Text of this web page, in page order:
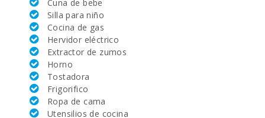
(km ):
Equitación
(km):
Academia de
tenis Rafa
Nadal (km):
Hospital
Alcudia(km):
Cuna de bebe
Silla para niño
Cocina de gas
Hervidor eléctrico
Extractor de zumos
Horno
Tostadora
Frigorifico
Ropa de cama
Utensilios de cocina